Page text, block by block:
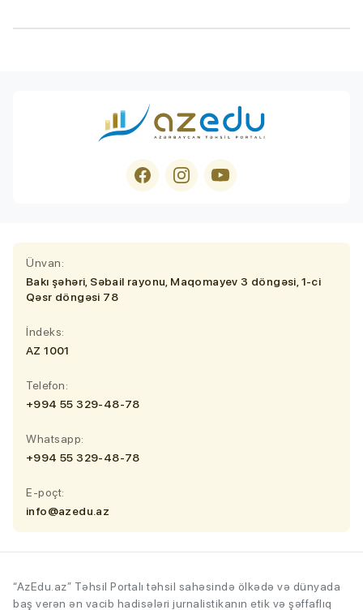
Ünvan:
Bakı şəhəri, Səbail rayonu, Maqomayev 3 döngəsi, 1-ci
Qəsr döngəsi 78
İndeks:
AZ 1001
Telefon:
+994 55 329-48-78
Whatsapp:
+994 55 329-48-78
E-poçt:
info@azedu.az
“AzEdu.az” Təhsil Portalı təhsil sahəsində ölkədə və dünyada
baş verən ən vacib hadisələri jurnalistikanın etik və şəffaflıq